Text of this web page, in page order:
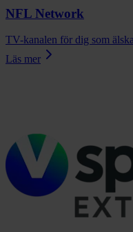
NFL Network
TV-kanalen för dig som
Läs mer